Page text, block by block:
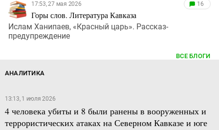
17:53, 27 мая 2026
Горы слов. Литература Кавказа
16
Ислам Ханипаев, «Красный царь». Рассказ-
предупреждение
ВСЕ БЛОГИ
АНАЛИТИКА
13:13, 1 июля 2026
4 человека убиты и 8 были ранены в вооруженных и
террористических атаках на Северном Кавказе и юге